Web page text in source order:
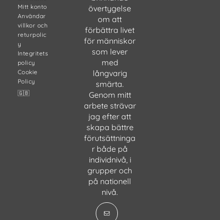
Mitt konto
Användar
villkor och
returpolic
y
Integritets
policy
Cookie
Policy
🇬🇧
övertygelse
om att
förbättra livet
för människor
som lever
med
långvarig
smärta.
Genom mitt
arbete strävar
jag efter att
skapa bättre
förutsättninga
r både på
individnivå, i
grupper och
på nationell
nivå.